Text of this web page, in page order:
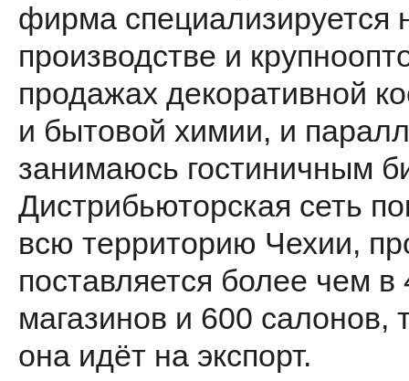
фирма специализируется
производстве и
продажах декоративной
и бытовой химии, и
занимаюсь гостиничным
Дистрибьюторская сеть
всю территорию Чехии,
поставляется более чем в
магазинов и 600 салонов,
она идёт на экспорт.